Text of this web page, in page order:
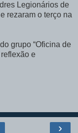
Legionários de
rezaram o terço na
grupo “Oficina de
e
›